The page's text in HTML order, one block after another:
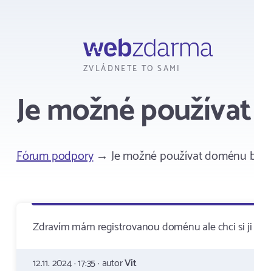
ZVLÁDNETE TO SAMI
Je možné
Fórum podpory→ Je možné používat doménu
Zdravím mám registrovanou doménu ale chci si
12.11. 2024 · 17:35 · autorVít